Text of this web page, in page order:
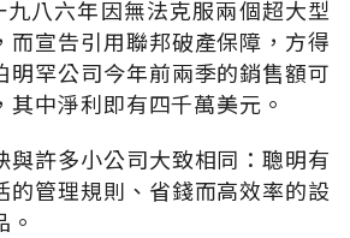
八六年因無法克服兩個超大型
而宣告引用聯邦破產保障，方得
明罕公司今年前兩季的銷售額可
其中淨利即有四千萬美元。
與許多小公司大致相同：聰明有
的管理規則、省錢而高效率的設